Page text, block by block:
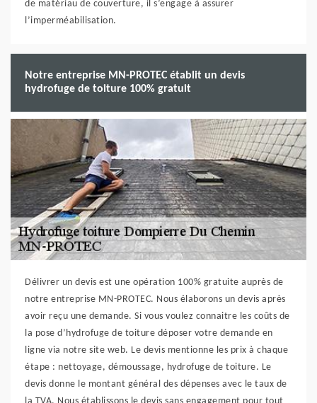
de matériau de couverture, il s’engage à assurer
l’imperméabilisation.
Notre entreprise MN-PROTEC établit un devis
hydrofuge de toiture 100% gratuit
Délivrer un devis est une opération 100% gratuite auprès de
notre entreprise MN-PROTEC. Nous élaborons un devis après
avoir reçu une demande. Si vous voulez connaitre les coûts de
la pose d’hydrofuge de toiture déposer votre demande en
ligne via notre site web. Le devis mentionne les prix à chaque
étape : nettoyage, démoussage, hydrofuge de toiture. Le
devis donne le montant général des dépenses avec le taux de